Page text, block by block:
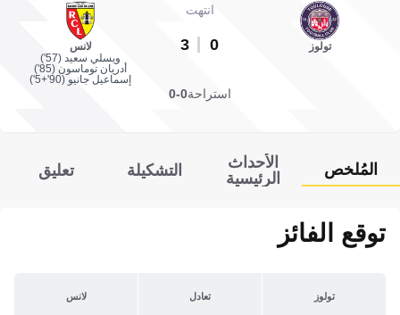
تولوز
انتهت
0
3
لانس
ويسلي سعيد (57')
أدريان توماسون (85')
إسماعيل جانيو (90'+5')
استراحة0-0
المُلخص
الأحداث
الرئيسية
التشكيلة تعليق
توقع الفائز
تولوز تعادل لانس